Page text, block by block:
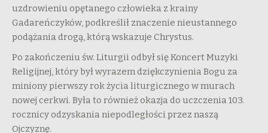
uzdrowieniu opętanego człowieka z krainy
Gadareńczyków, podkreślił znaczenie nieustannego
podążania drogą, którą wskazuje Chrystus.
Po zakończeniu św. Liturgii odbył się Koncert Muzyki
Religijnej, który był wyrazem dziękczynienia Bogu za
miniony pierwszy rok życia liturgicznego w murach
nowej cerkwi. Była to również okazja do uczczenia 103.
rocznicy odzyskania niepodległości przez naszą
Ojczyznę.